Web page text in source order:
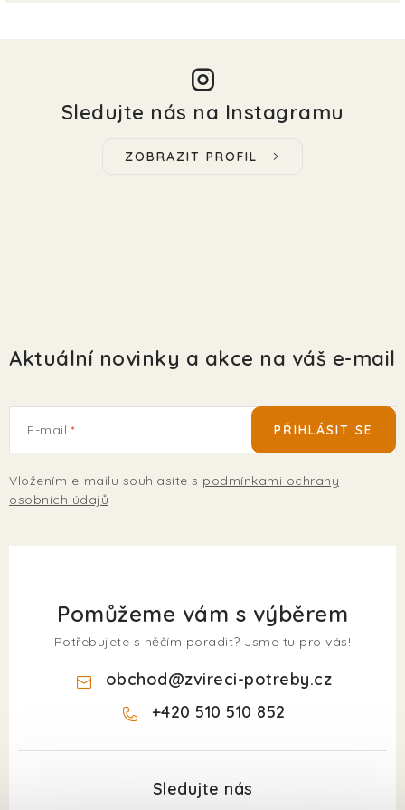
Sledujte nás na Instagramu
ZOBRAZIT PROFIL
Aktuální novinky a akce na váš e-mail
E-mail
Vložením e-mailu souhlasíte s podmínkami ochrany
osobních údajů
PŘIHLÁSIT SE
Pomůžeme vám s výběrem
Potřebujete s něčím poradit? Jsme tu pro vás!
obchod@zvireci-potreby.cz
+420 510 510 852